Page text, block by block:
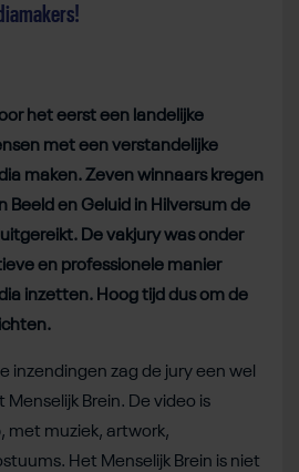
het eerst een landelijke
met een verstandelijke
maken. Zeven winnaars kregen
Beeld en Geluid in Hilversum de
De vakjury was onder
en professionele manier
inzetten. Hoog tijd dus om de
inzendingen zag de jury een wel
Menselijk Brein. De video is
met muziek, artwork,
Het Menselijk Brein is niet